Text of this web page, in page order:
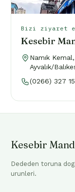
Bizi ziyaret
Kesebir
Namık
Ayvalık/
(0266) 327
Kesebir
Dededen toruna
urunleri.